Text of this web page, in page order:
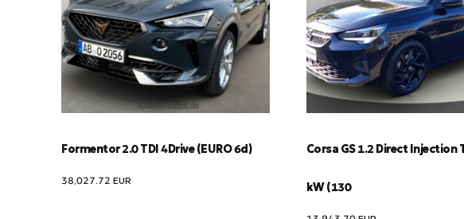
Formentor 2.0 TDI 4Drive (EURO 6d)
38,027.72 EUR
Corsa GS 1.2 Direct Injection
kW (130